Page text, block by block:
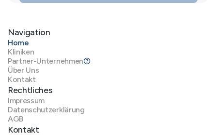
Navigation
Home
Kliniken
Partner-Unternehmen
Über Uns
Kontakt
Rechtliches
Impressum
Datenschutzerklärung
AGB
Kontakt